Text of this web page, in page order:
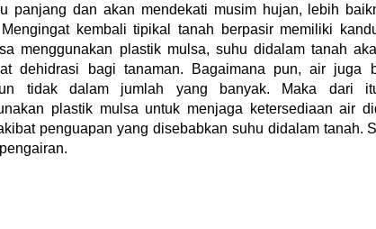
panjang dan akan mendekati musim hujan, lebih
kembali tipikal tanah berpasir memiliki
menggunakan plastik mulsa, suhu didalam tanah
dehidrasi bagi tanaman. Bagaimana pun, air juga
tidak dalam jumlah yang banyak. Maka dari
plastik mulsa untuk menjaga ketersediaan air
penguapan yang disebabkan suhu didalam tanah.